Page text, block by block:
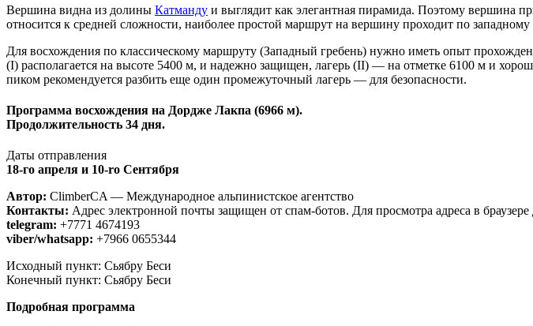
Вершина видна из долины Катманду и выглядит как элегантная пирамида. Поэтому вершина
относится к средней сложности, наиболее простой маршрут на вершину проходит по
Для восхождения по классическому маршруту (Западный гребень) нужно иметь опыт
(I) располагается на высоте 5400 м, и надежно защищен, лагерь (II) — на отметке 6100 м и
пиком рекомендуется разбить еще один промежуточный лагерь — для безопасности.
Программа восхождения на Дордже Лакпа (6966 м).
Продолжительность 34 дня.
Даты отправления
18-го апреля и 10-ro Сентября
Автор: ClimberCA — Международное альпинистское агентство
Контакты: Адрес электронной почты защищен от спам-ботов. Для просмотра адреса в
telegram: +7771 4674193
viber/whatsapp: +7966 0655344
Исходный пункт: Сьябру Беси
Конечный пункт: Сьябру Беси
Подробная программа